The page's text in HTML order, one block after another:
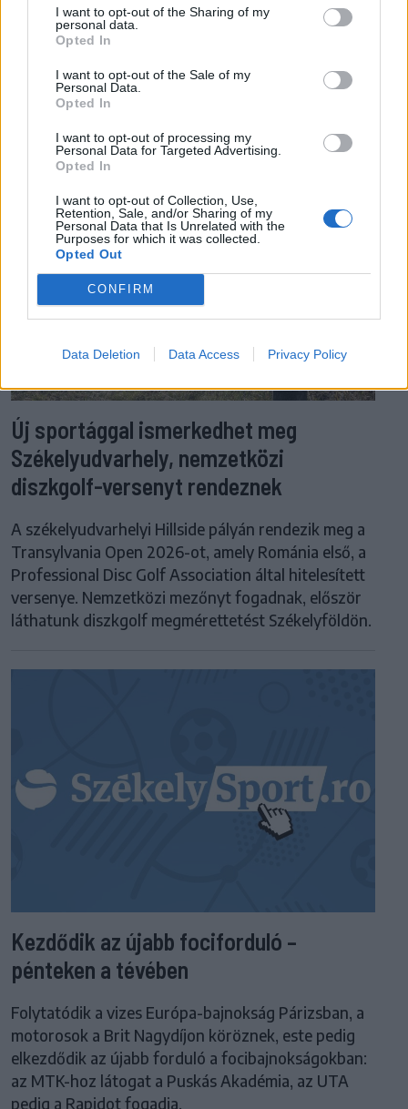
I want to opt-out of the Sharing of my
personal data.
Opted In
I want to opt-out of the Sale of my
Personal Data.
Opted In
I want to opt-out of processing my
Personal Data for Targeted Advertising.
Opted In
I want to opt-out of Collection, Use,
Retention, Sale, and/or Sharing of my
Personal Data that Is Unrelated with the
Purposes for which it was collected.
Opted Out
CONFIRM
Data Deletion Data Access Privacy Policy
EZ IS ÉRDEKELHETI
Új sportággal ismerkedhet meg
Székelyudvarhely, nemzetközi
diszkgolf-versenyt rendeznek
A székelyudvarhelyi Hillside pályán rendezik meg a
Transylvania Open 2026-ot, amely Románia első, a
Professional Disc Golf Association által hitelesített
versenye. Nemzetközi mezőnyt fogadnak, először
láthatunk diszkgolf megmérettetést Székelyföldön.
Kezdődik az újabb fociforduló –
pénteken a tévében
Folytatódik a vizes Európa-bajnokság Párizsban, a
motorosok a Brit Nagydíjon köröznek, este pedig
elkezdődik az újabb forduló a focibajnokságokban:
az MTK-hoz látogat a Puskás Akadémia, az UTA
pedig a Rapidot fogadja.